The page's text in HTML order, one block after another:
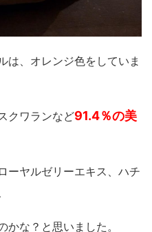
は、オレンジ色をしていま
クワランなど91.4％の美
ーヤルゼリーエキス、ハチ
な？と思いました。